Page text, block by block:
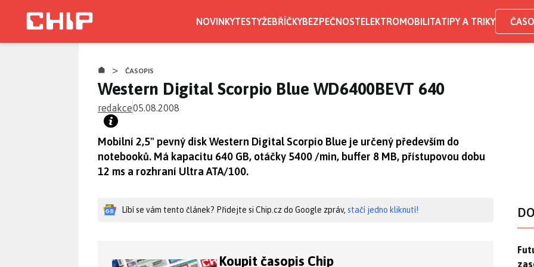
NOVINKYTESTYŽEBŘÍČKYBEZPEČNOSTELEKTROMOBILITATIPY A TRIKY
> ČASOPIS
Western Digital Scorpio Blue WD6400BEVT 640
redakce05.08.2008
Mobilní 2,5" pevný disk Western Digital Scorpio Blue je určený především do
notebooků. Má kapacitu 640 GB, otáčky 5400 /min, buffer 8 MB, přístupovou dobu
12 ms a rozhraní Ultra ATA/100.
Líbí se vám tento článek? Přidejte si Chip.cz do Google zpráv, stačí jedno kliknutí!
Koupit časopis Chip